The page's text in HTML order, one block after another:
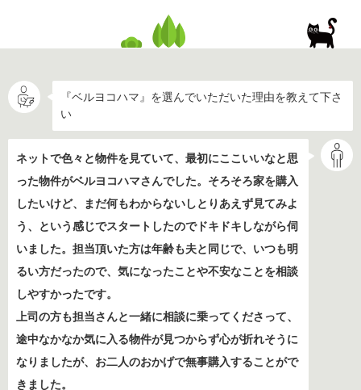
『ベルヨコハマ』を選んでいただいた理由を教えて下さ
い
ネットで色々と物件を見ていて、最初にここいいなと思
った物件がベルヨコハマさんでした。そろそろ家を購入
したいけど、まだ何もわからないしとりあえず見てみよ
う、という感じでスタートしたのでドキドキしながら伺
いました。担当頂いた方は年齢も夫と同じで、いつも明
るい方だったので、気になったことや不安なことを相談
しやすかったです。
上司の方も担当さんと一緒に相談に乗ってくださって、
途中なかなか気に入る物件が見つからず心が折れそうに
なりましたが、お二人のおかげで無事購入することがで
きました。